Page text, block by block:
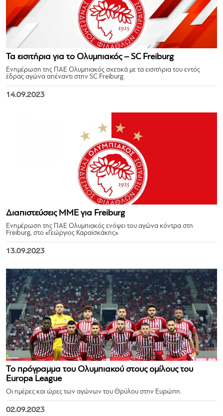
Τα εισιτήρια για το Ολυμπιακός – SC Freiburg
Ενημέρωση της ΠΑΕ Ολυμπιακός σχετικά με τα εισιτήρια του εντός
έδρας αγώνα απέναντι στην SC Freiburg.
14.09.2023
Διαπιστεύσεις ΜΜΕ για Freiburg
Ενημέρωση της ΠΑΕ Ολυμπιακός ενόψει του αγώνα κόντρα στη
Freiburg, στο «Γεώργιος Καραϊσκάκης».
13.09.2023
Το πρόγραμμα του Ολυμπιακού στους ομίλους του
Europa League
Οι ημέρες και ώρες των αγώνων του Θρύλου στην Ευρώπη.
02.09.2023